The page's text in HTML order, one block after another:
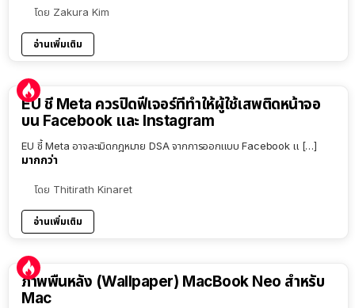
โดย Zakura Kim
อ่านเพิ่มเติม
EU ชี้ Meta ควรปิดฟีเจอร์ที่ทำให้ผู้ใช้เสพติดหน้าจอ
บน Facebook และ Instagram
EU ชี้ Meta อาจละเมิดกฎหมาย DSA จากการออกแบบ Facebook แ […]
มากกว่า
โดย Thitirath Kinaret
อ่านเพิ่มเติม
ภาพพื้นหลัง (Wallpaper) MacBook Neo สำหรับ
Mac